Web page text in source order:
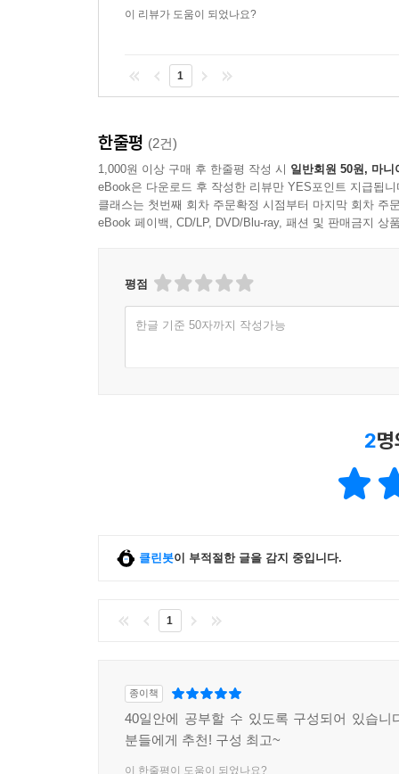
이 리뷰가 도움이 되었나요?
1
한줄평 (2건)
1,000원 이상 구매 후 한줄평 작성 시 일반회원 50원, 마니
eBook은 다운로드 후 작성한 리뷰만 YES포인트 지급됩니
클래스는 첫번째 회차 주문확정 시점부터 마지막 회차 주
eBook 페이백, CD/LP, DVD/Blu-ray, 패션 및 판매금지 상
평점
한글 기준 50자까지 작성가능
2
클린봇이 부적절한 글을 감지 중입니다.
1
종이책
40일안에 공부할 수 있도록 구성되어 있습니
분들에게 추천! 구성 최고~
이 한줄평이 도움이 되었나요?